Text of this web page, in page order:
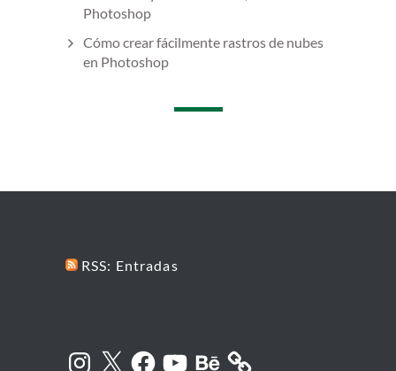
Photoshop
Cómo crear fácilmente rastros de nubes
en Photoshop
RSS: Entradas
Instagram
X Facebook
YouTubeBehance